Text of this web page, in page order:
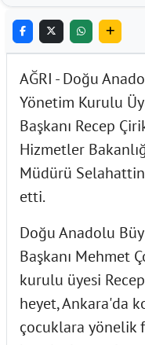
AĞRI - Doğu
Yönetim Kurulu
Başkanı Recep
Hizmetler
Müdürü Selahattin
etti.
Doğu Anadolu
Başkanı Mehmet
kurulu üyesi
heyet, Ankara'da
çocuklara yönelik